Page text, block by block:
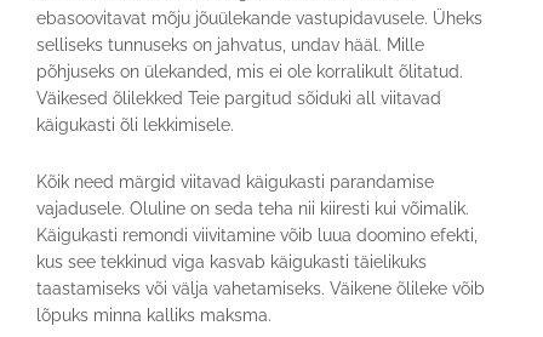
ebasoovitavat mõju jõuülekande vastupidavusele. Üheks
selliseks tunnuseks on jahvatus, undav hääl. Mille
põhjuseks on ülekanded, mis ei ole korralikult õlitatud.
Väikesed õlilekked Teie pargitud sõiduki all viitavad
käigukasti õli lekkimisele.
Kõik need märgid viitavad käigukasti parandamise
vajadusele. Oluline on seda teha nii kiiresti kui võimalik.
Käigukasti remondi viivitamine võib luua doomino efekti,
kus see tekkinud viga kasvab käigukasti täielikuks
taastamiseks või välja vahetamiseks. Väikene õlileke võib
lõpuks minna kalliks maksma.